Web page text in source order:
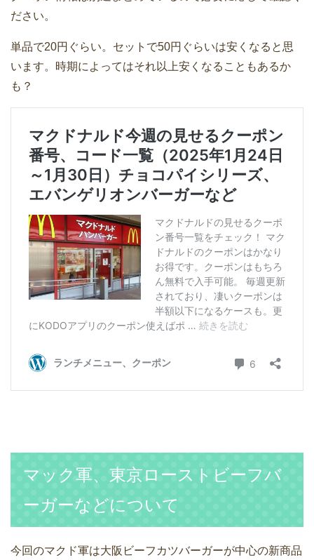
ださい。
単品で20円ぐらい。セットで50円ぐらいは安くなると思
います。時期によってはそれ以上安くなることもあるか
も？
マック軍、東京ローストビーフバ
ーガーなどについて
今回のマクド軍は大阪ビーフカツバーガーが中心の新商品